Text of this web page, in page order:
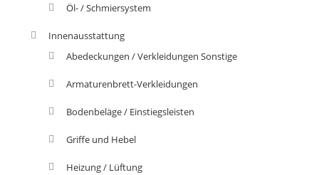
Öl- / Schmiersystem
Innenausstattung
Abedeckungen / Verkleidungen Sonstige
Armaturenbrett-Verkleidungen
Bodenbeläge / Einstiegsleisten
Griffe und Hebel
Heizung / Lüftung